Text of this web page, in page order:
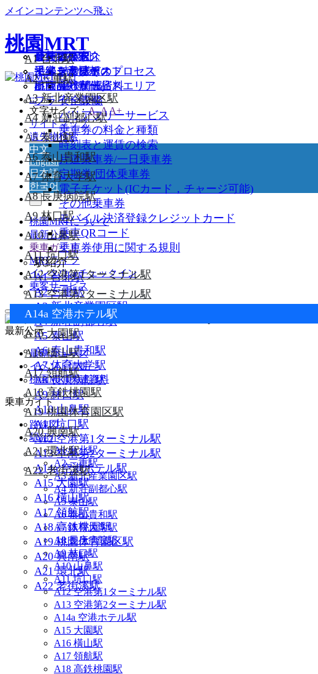
メインコンテンツへ飛ぶ
桃園MRT
:::
文字サイズ：A-A A+
サイトマップ
遺失物検索
中文
English
日本語
한국어
桃園MRTについて
会社紹介
イメージビデオ
出版品と宣伝品
最新公示
最新ニュース
イベント情報
桃園MRT関連資料
乗車ガイド
路線図
時刻表
乗換情報
安全設備
バリアフリーサービス
乗車券の料金と種類
時刻表と運賃の検索
片道乗車券/一日乗車券
定期券/団体乗車券
電子チケット(ICカード，チャージ可能)
その他乗車券
モバイル決済登録クレジットカード
乗車QRコード
乗車券使用に関する規則
駅紹介
A1 台北駅
A2 三重駅
A3 新北産業園区駅
A4 新荘副都心駅
A5 泰山駅
A6 泰山貴和駅
A7 体育大学駅
A8 長庚病院駅
A9 林口駅
A10 山鼻駅
A11 坑口駅
A12 空港第1ターミナル駅
A13 空港第2ターミナル駅
A14a 空港ホテル駅
A15 大園駅
A16 橫山駅
A17 領航駅
A18 高鉄桃園駅
A19 桃園体育園区駅
A20 興南駅
A21 環北駅
A22 老街溪駅
MRTライフ
公共アート
沿線スポット
インタウンチェックイン
サービス紹介
手続き及びそのプロセス
航空会社サービスエリア
フライト情報
乗客サービス
遺失物検索
乗客ご意見ポスト
最新公示
最新ニュース
イベント情報
桃園MRT関連資料
乗車ガイド
路線図
駅紹介
A1 台北駅
A2 三重駅
A3 新北産業園区駅
A4 新荘副都心駅
A5 泰山駅
A6 泰山貴和駅
A7 体育大学駅
A8 長庚病院駅
A9 林口駅
A10 山鼻駅
A11 坑口駅
A12 空港第1ターミナル駅
A13 空港第2ターミナル駅
A14a 空港ホテル駅
A15 大園駅
A16 橫山駅
A17 領航駅
A18 高鉄桃園駅
A1 台北駅
A2 三重駅
A3 新北産業園区駅
A4 新荘副都心駅
A5 泰山駅
A6 泰山貴和駅
A7 体育大学駅
A8 長庚病院駅
A9 林口駅
A10 山鼻駅
A11 坑口駅
A12 空港第1ターミナル駅
A13 空港第2ターミナル駅
A14a 空港ホテル駅
A15 大園駅
A16 橫山駅
A17 領航駅
A18 高鉄桃園駅
A19 桃園体育園区駅
A20 興南駅
A21 環北駅
A22 老街溪駅